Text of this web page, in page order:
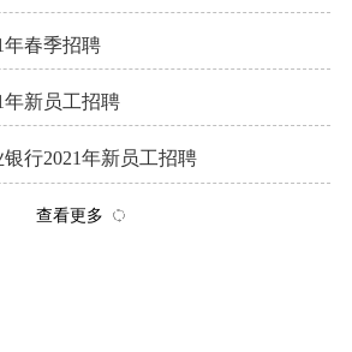
年春季招聘
年新员工招聘
行2021年新员工招聘
查看更多